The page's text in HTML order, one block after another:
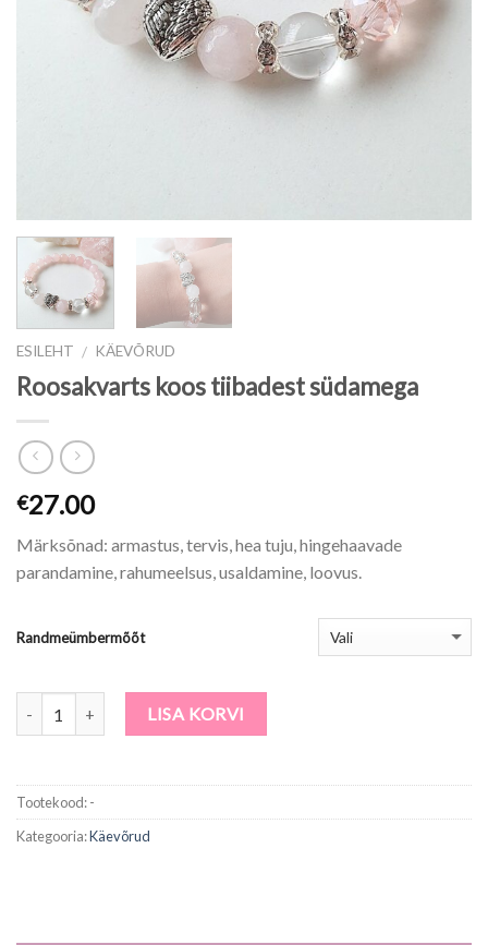
ESILEHT / KÄEVÕRUD
Roosakvarts koos tiibadest südamega
€27.00
Märksõnad: armastus, tervis, hea tuju, hingehaavade
parandamine, rahumeelsus, usaldamine, loovus.
Randmeümbermõõt
LISA KORVI
Tootekood:-
Kategooria:Käevõrud